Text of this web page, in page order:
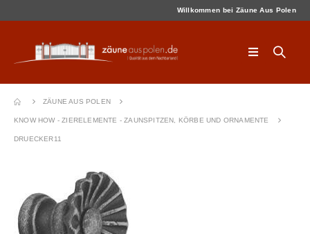
Willkommen bei Zäune Aus Polen
ZÄUNE AUS POLEN
KNOW HOW - ZIERELEMENTE - ZAUNSPITZEN, KÖRBE UND ORNAMENTE
DRUECKER11